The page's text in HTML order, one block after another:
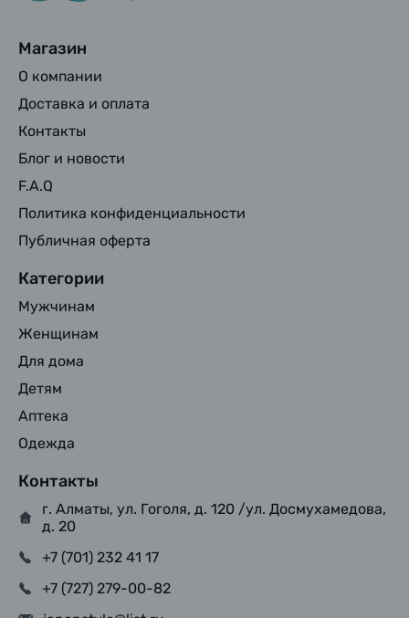
Магазин
О компании
Доставка и оплата
Контакты
Блог и новости
F.A.Q
Политика конфиденциальности
Публичная оферта
Категории
Мужчинам
Женщинам
Для дома
Детям
Аптека
Одежда
Контакты
г. Алматы, ул. Гоголя, д. 120 /ул. Досмухамедова,
д. 20
+7 (701) 232 41 17
+7 (727) 279-00-82